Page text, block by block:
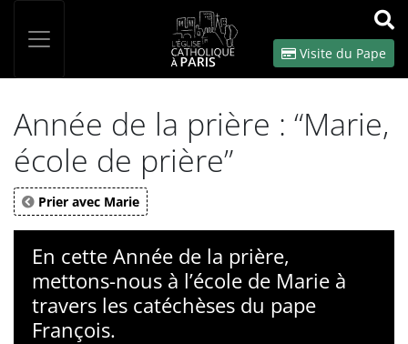
OK
Visite du Pape
Année de la prière : “Marie,
école de prière”
Prier avec Marie
En cette Année de la prière,
mettons-nous à l’école de Marie à
travers les catéchèses du pape
François.
Panneau de gestion des cookies